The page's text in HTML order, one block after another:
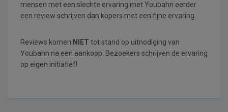
mensen met een slechte ervaring met Youbahn eerder
een review schrijven dan kopers met een fijne ervaring.
Reviews komen NIET tot stand op uitnodiging van
Youbahn na een aankoop. Bezoekers schrijven de ervaring
op eigen initiatief!